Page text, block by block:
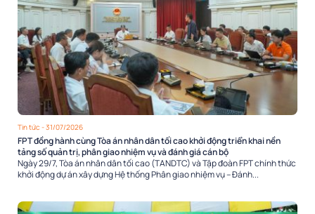
Tin tức - 31/07/2026
FPT đồng hành cùng Tòa án nhân dân tối cao khởi động triển khai nền
tảng số quản trị, phân giao nhiệm vụ và đánh giá cán bộ
Ngày 29/7, Tòa án nhân dân tối cao (TANDTC) và Tập đoàn FPT chính thức
khởi động dự án xây dựng Hệ thống Phân giao nhiệm vụ – Đánh...